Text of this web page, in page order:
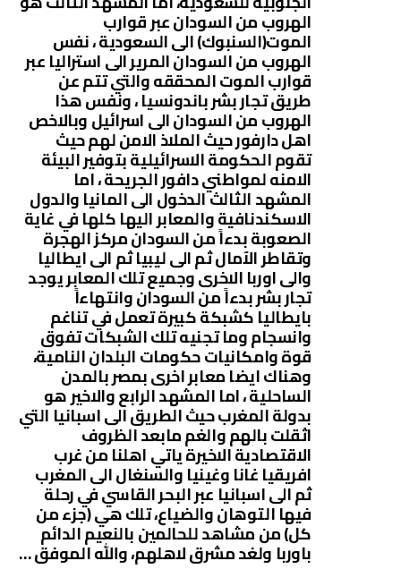
الهروب من السودان عبر قوارب
الموت(السنبوك) الى السعودية ، نفس
الهروب من السودان المرير الى استراليا عبر
قوارب الموت المحققه والتي تتم عن
طريق تجار بشر باندونسيا ، ونفس هذا
الهروب من السودان الى اسرائيل وبالاخص
اهل دارفور حيث الملاذ الامن لهم حيث
تقوم الحكومة الاسرائيلية بتوفير البيئة
الامنه لمواطني دافور الجريحة ، اما
المشهد الثالث الدخول الى المانيا والدول
الاسكندنافية والمعابر اليها كلها في غاية
الصعوبة بدءاً من السودان مركز الهجرة
وتقاطر الآمال ثم الى ليبيا ثم الى ايطاليا
والى اوربا الاخرى وجميع تلك المعابر يوجد
تجار بشر بدءاً من السودان وانتهاءاً
بايطاليا كشبكة كبيرة تعمل في تناغم
وانسجام وما تجنيه تلك الشبكات تفوق
قوة وامكانيات حكومات البلدان النامية،
وهناك ايضا معابر اخرى بمصر بالمدن
الساحلية ، اما المشهد الرابع والاخير هو
بدولة المغرب حيث الطريق الى اسبانيا التي
اثقلت بالهم والغم مابعد الظروف
الاقتصادية الاخيرة ياتي اهلنا من غرب
افريقيا غانا وغينيا والسنغال الى المغرب
ثم الى اسبانيا عبر البحر القاسي في رحلة
فيها التوهان والضياع، تلك هي (جزء من
كل) من مشاهد للحالمين بالنعيم الدائم
باوربا ولغد مشرق لاهلهم، والله الموفق …